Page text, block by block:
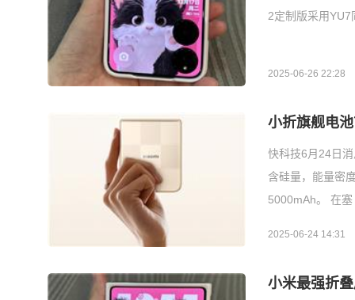
2定制版采用
2025-06-26 22:28
小折旗舰电
快科技6月24日
含硅量，能量密
5000mAh。 在塞
2025-06-24 14:31
小米最强折